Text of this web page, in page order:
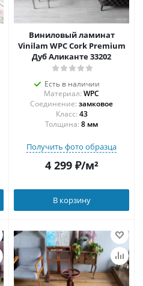
Виниловый ламинат
Vinilam WPC Cork Premium
Дуб Аликанте 33202
Есть в наличии
Материал: WPC
Соединение: замковое
43
Толщина: 8 мм
Получить фото образца
4 299₽/м²
В корзину